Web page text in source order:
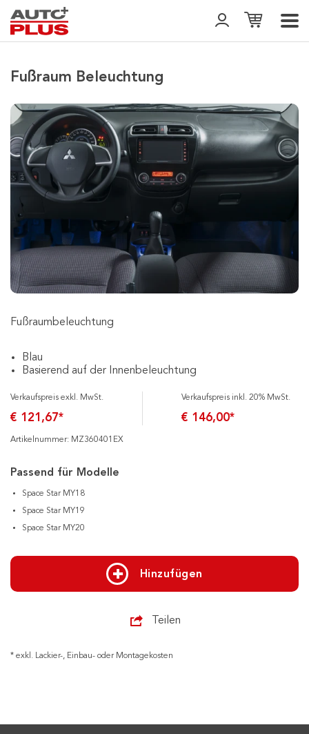
Fußraum Beleuchtung
Fußraumbeleuchtung
Blau
Basierend auf der Innenbeleuchtung
Verkaufspreis exkl. MwSt.
€ 121,67*
Verkaufspreis inkl. 20% MwSt.
€ 146,00*
Artikelnummer: MZ360401EX
Passend für Modelle
Space Star MY18
Space Star MY19
Space Star MY20
Hinzufügen
Teilen
* exkl. Lackier-, Einbau- oder Montagekosten